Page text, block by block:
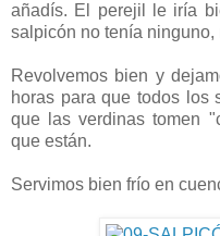
añadís. El perejil le iría
salpicón no tenía
Revolvemos bien y
horas para que todos los
que las verdinas tomen
que están.
Servimos bien frío en